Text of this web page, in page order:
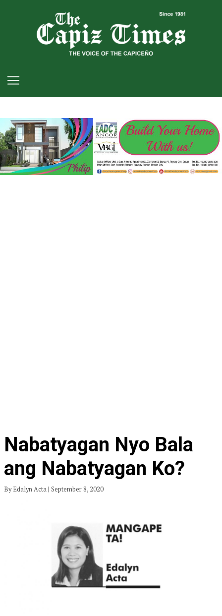
Nabatyagan Nyo Bala
ang Nabatyagan Ko?
By Edalyn Acta | September 8, 2020